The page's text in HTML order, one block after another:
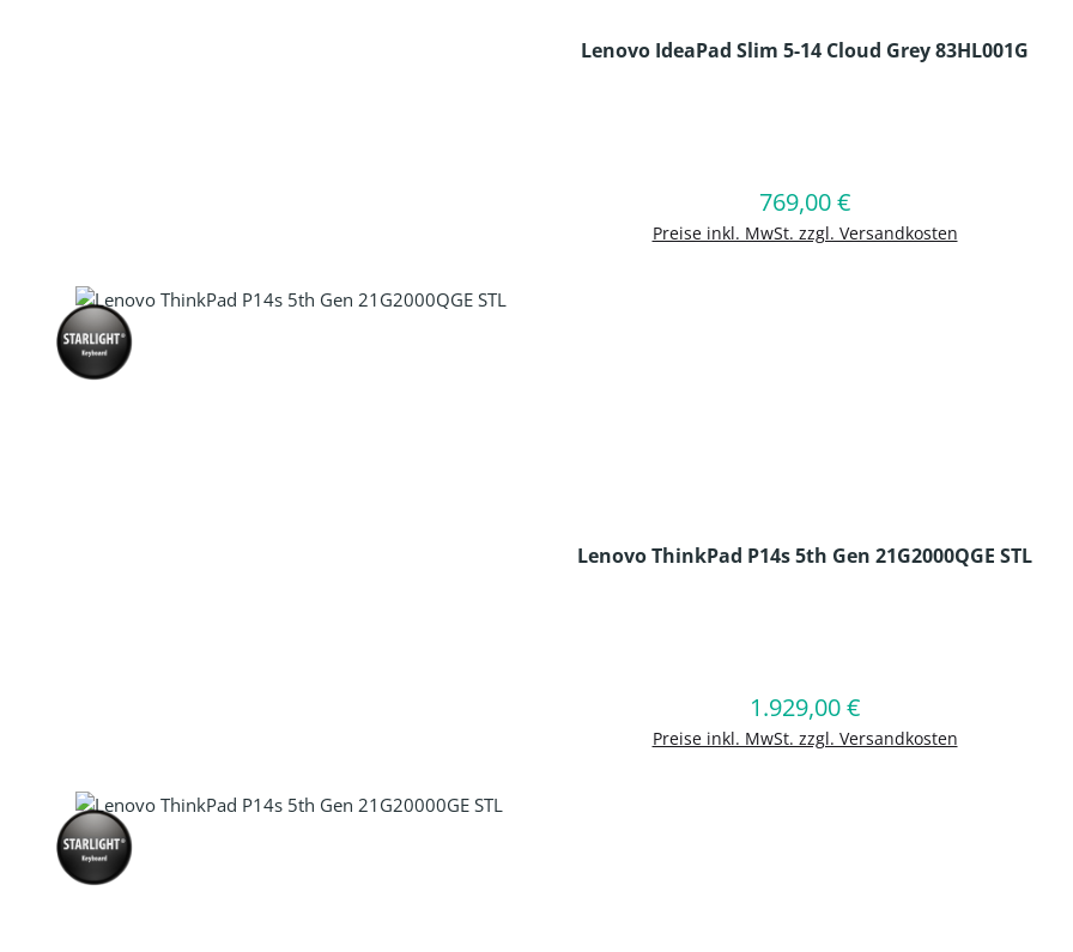
Lenovo IdeaPad Slim 5-14 Cloud Grey 83HL001G
Regulärer Preis:
769,00 €
Preise inkl. MwSt. zzgl. Versandkosten
In den Warenkorb
Lenovo ThinkPad P14s 5th Gen 21G2000QGE STL
Regulärer Preis:
1.929,00 €
Preise inkl. MwSt. zzgl. Versandkosten
In den Warenkorb